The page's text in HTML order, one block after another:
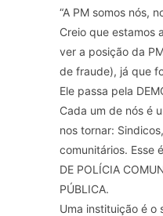
“A PM somos nós,
Creio que estamos
ver a posição da
de fraude), já que
Ele passa pela
Cada um de nós é
nos tornar:
comunitários. Esse
DE POLÍCIA
PÚBLICA.
Uma instituição é o